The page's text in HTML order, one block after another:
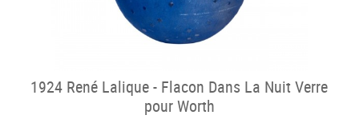
1924 René Lalique - Flacon Dans La Nuit Verre
pour Worth